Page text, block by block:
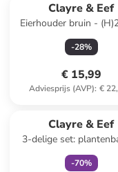
Clayre & Eef
Eierhouder bruin -
17 cm
-28%
€ 15,99
Adviesprijs (AVP): €
Clayre & Eef
3-delige set:
zwart
-70%